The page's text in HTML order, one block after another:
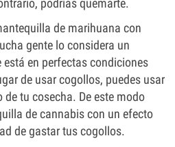
podrías quemarte.
de marihuana con
gente lo considera un
en perfectas condiciones
de usar cogollos, puedes usar
tu cosecha. De este modo
de cannabis con un efecto
de gastar tus cogollos.